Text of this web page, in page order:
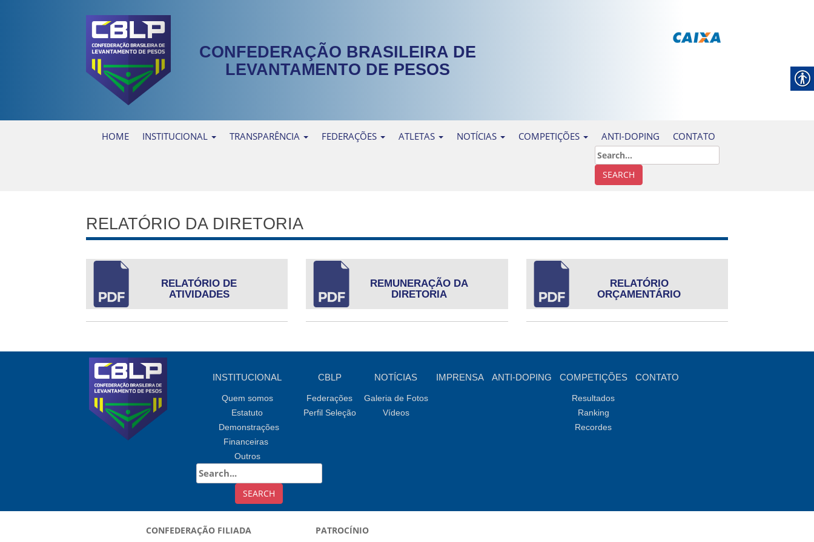
CONFEDERAÇÃO BRASILEIRA DE
LEVANTAMENTO DE PESOS
HOME INSTITUCIONAL TRANSPARÊNCIA FEDERAÇÕES ATLETAS NOTÍCIAS COMPETIÇÕES ANTI-DOPING CONTATO
RELATÓRIO DA DIRETORIA
RELATÓRIO DE
ATIVIDADES
REMUNERAÇÃO DA
DIRETORIA
RELATÓRIO
ORÇAMENTÁRIO
INSTITUCIONAL
Quem somos
Estatuto
Demonstrações
Financeiras
Outros
CBLP
Federações
Perfil Seleção
NOTÍCIAS
Galeria de Fotos
Vídeos
IMPRENSA ANTI-DOPING COMPETIÇÕES
Resultados
Ranking
Recordes
CONTATO
CONFEDERAÇÃO FILIADA PATROCÍNIO